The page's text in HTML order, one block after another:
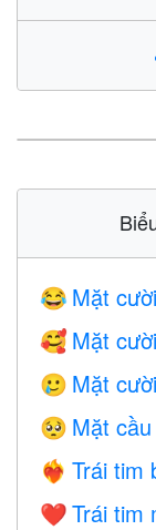
😂 Mặt
🥰 Mặt
🥲 Mặt
🥺 Mặt
❤️‍🔥 Trái tim
❤️ Trái tim